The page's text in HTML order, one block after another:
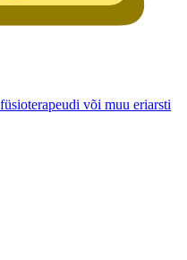
või muu eriarsti